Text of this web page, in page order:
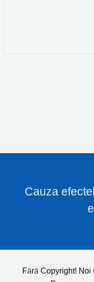
Cauza
Fără Copyright! Noi